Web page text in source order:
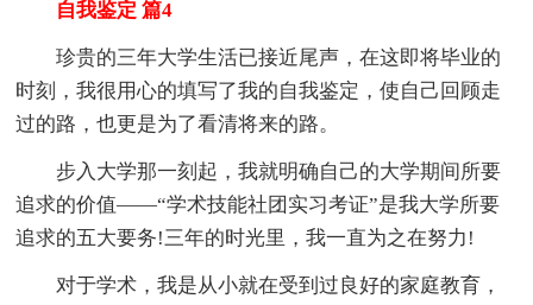
自我鉴定 篇4
珍贵的三年大学生活已接近尾声，在这即将毕业的
时刻，我很用心的填写了我的自我鉴定，使自己回顾走
过的路，也更是为了看清将来的路。
步入大学那一刻起，我就明确自己的大学期间所要
追求的价值——“学术技能社团实习考证”是我大学所要
追求的五大要务!三年的时光里，我一直为之在努力!
对于学术，我是从小就在受到过良好的家庭教育，